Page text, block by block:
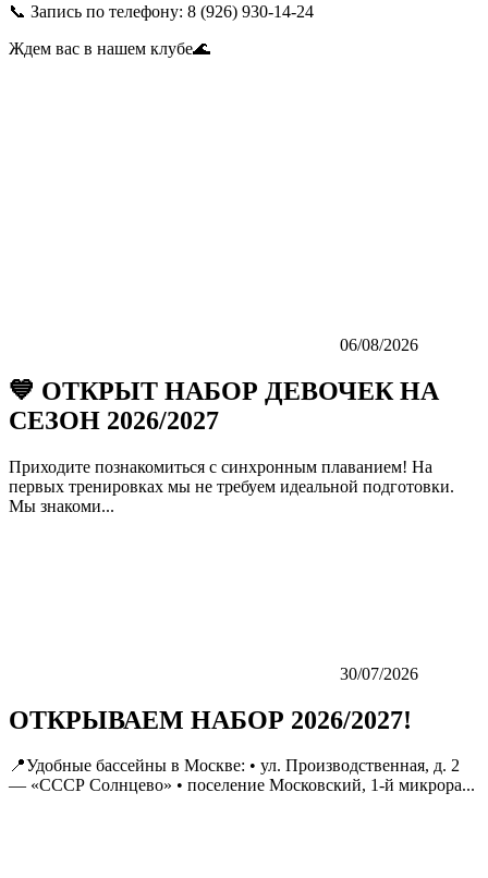
📞 Запись по телефону: 8 (926) 930-14-24
Ждем вас в нашем клубе🌊
06/08/2026
💙 ОТКРЫТ НАБОР ДЕВОЧЕК НА
СЕЗОН 2026/2027
Приходите познакомиться с синхронным плаванием! На
первых тренировках мы не требуем идеальной подготовки.
Мы знакоми...
30/07/2026
ОТКРЫВАЕМ НАБОР 2026/2027!
📍Удобные бассейны в Москве: • ул. Производственная, д. 2
— «СССР Солнцево» • поселение Московский, 1-й микрора...